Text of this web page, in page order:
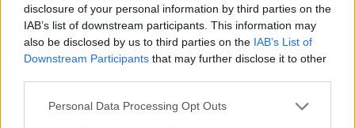
disclosure of your personal information by third parties on the
IAB’s list of downstream participants. This information may
also be disclosed by us to third parties on the IAB’s List of
Downstream Participants that may further disclose it to other
Personal Data Processing Opt Outs
utánpótlása az erdélyi magyar
irodalomnak – átadta díjait a fiatal
tehetségeknek az E-MIL